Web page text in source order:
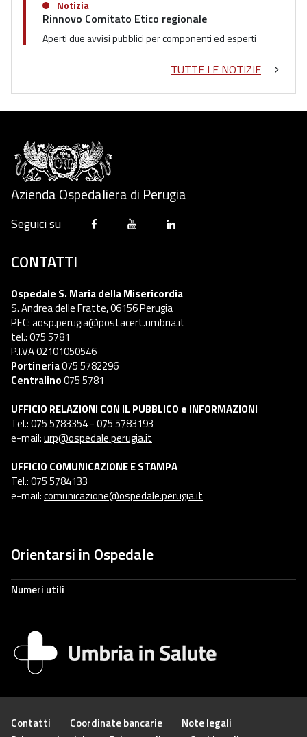
Notizia
Rinnovo Comitato Etico regionale
Aperti due avvisi pubblici per componenti ed esperti
TUTTE LE NOTIZIE
Azienda Ospedaliera di Perugia
Seguici su
CONTATTI
Ospedale S. Maria della Misericordia
S. Andrea delle Fratte, 06156 Perugia
PEC: aosp.perugia@postacert.umbria.it
tel.: 075 5781
P.I.VA 02101050546
Portineria075 5782296
Centralino075 5781
UFFICIO RELAZIONI CON IL PUBBLICO e INFORMAZIONI
Tel.: 075 5783354 - 075 5783193
e-mail:urp@ospedale.perugia.it
UFFICIO COMUNICAZIONE E STAMPA
Tel.: 075 5784133
e-mail:comunicazione@ospedale.perugia.it
Orientarsi in Ospedale
Numeri utili
Contatti Coordinate bancarie
Note legali